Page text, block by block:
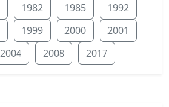
1982 1985
1992
1999 2000
2001
2004 2008 2017